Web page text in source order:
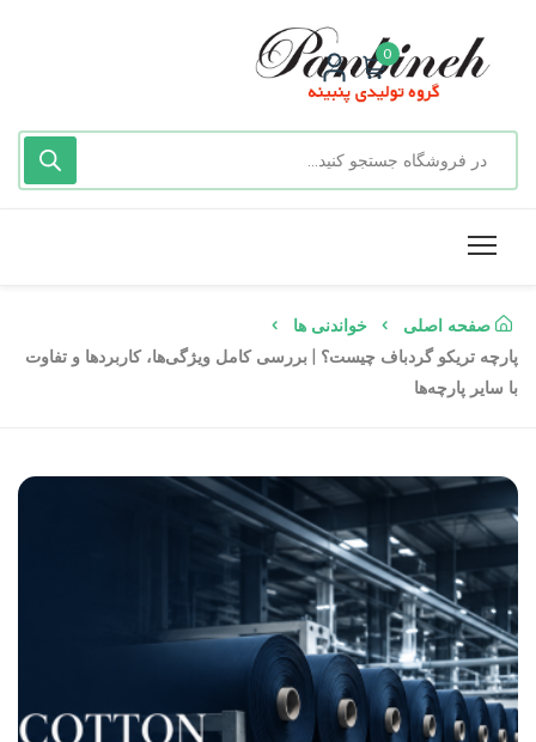
0
صفحه اصلی
خواندنی ها
پارچه تریکو گردباف چیست؟ | بررسی کامل ویژگی‌ها، کاربردها و تفاوت
با سایر پارچه‌ها